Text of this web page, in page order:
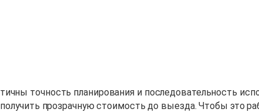
точность планирования и последовательность
прозрачную стоимость до выезда. Чтобы это